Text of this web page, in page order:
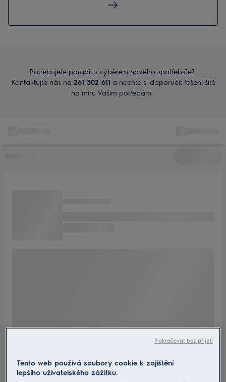
Potřebujete poradit s výběrem nového spotřebiče?
Kontaktujte nás na 261 302 611 a nechte si doporučit řešení šité
na míru Vašim potřebám.
Tento web používá soubory cookie k zajištění
lepšího uživatelského zážitku.
Pokračovat bez přijetí